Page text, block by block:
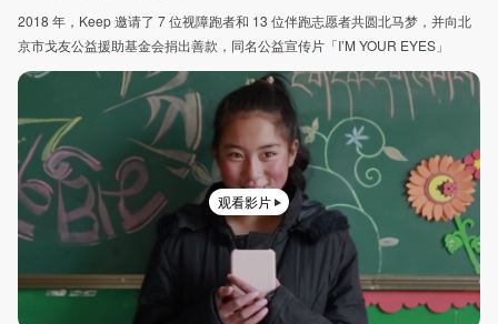
2018 年，Keep 邀请了 7 位视障跑者和 13 位伴跑志愿者共圆北马梦，并向北
京市戈友公益援助基金会捐出善款，同名公益宣传片「I’M YOUR EYES」
观看影片